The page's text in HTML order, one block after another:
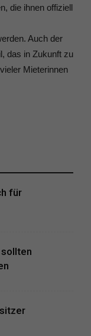
die ihnen offiziell
Auch der
das in Zukunft zu
Mieterinnen
für